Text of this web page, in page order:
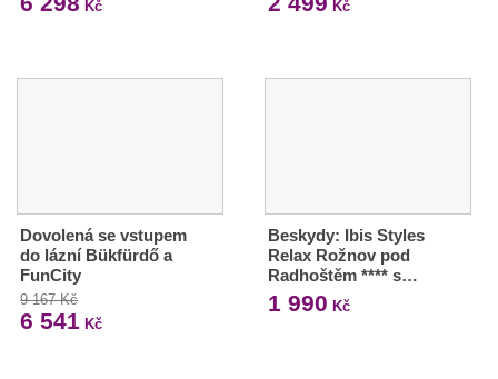
Kč Kč
Dovolená se vstupem
do lázní Bükfürdő a
FunCity
9 167 Kč
6 541 Kč
Beskydy: Ibis Styles
Relax Rožnov pod
Radhoštěm **** s…
1 990 Kč